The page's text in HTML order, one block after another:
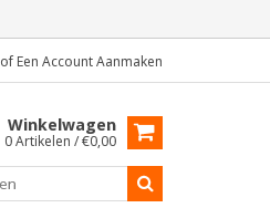
of Een Account Aanmaken
Winkelwagen
0 Artikelen / €0,00